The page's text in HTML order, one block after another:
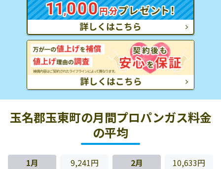
玉名郡玉東町の月間プロパンガス料金
の平均
1月 9,241円 2月
10,633円